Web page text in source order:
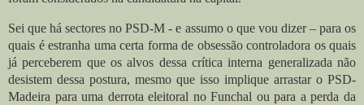
Sei que há sectores no PSD-M - e assumo o que vou dizer – para os
quais é estranha uma certa forma de obsessão controladora os quais
já perceberem que os alvos dessa crítica interna generalizada não
desistem dessa postura, mesmo que isso implique arrastar o PSD-
Madeira para uma derrota eleitoral no Funchal ou para a perda da